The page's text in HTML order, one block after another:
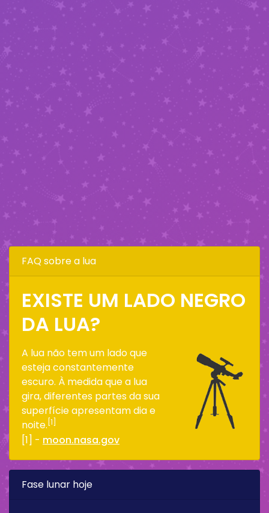
FAQ sobre a lua
EXISTE UM LADO NEGRO
DA LUA?
A lua não tem um lado que
esteja constantemente
escuro. À medida que a lua
gira, diferentes partes da sua
superfície apresentam dia e
noite. [1]
[1] - moon.nasa.gov
Fase lunar hoje